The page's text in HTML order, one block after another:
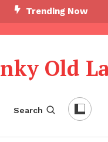
Trending Now
Old
Search